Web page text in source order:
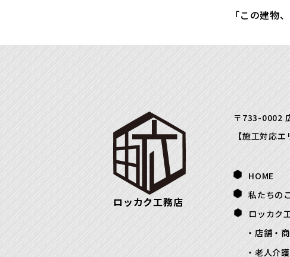
「この建物
ロッカク工務店
〒733-0002
【施工対応
HOME
私たちの
ロッカク
店舗・
老人介